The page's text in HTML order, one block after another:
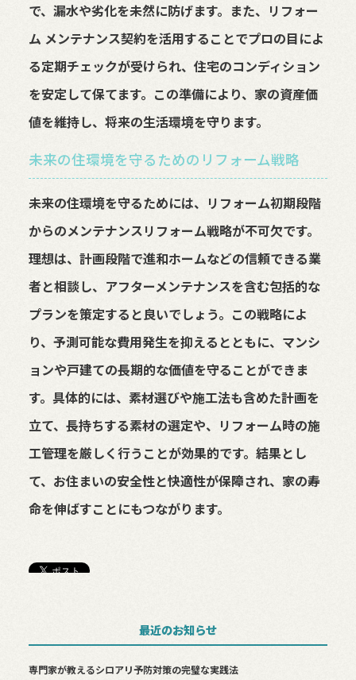
で、漏水や劣化を未然に防げます。また、リフォー
ム メンテナンス契約を活用することでプロの目によ
る定期チェックが受けられ、住宅のコンディション
を安定して保てます。この準備により、家の資産価
値を維持し、将来の生活環境を守ります。
未来の住環境を守るためのリフォーム戦略
未来の住環境を守るためには、リフォーム初期段階
からのメンテナンスリフォーム戦略が不可欠です。
理想は、計画段階で進和ホームなどの信頼できる業
者と相談し、アフターメンテナンスを含む包括的な
プランを策定すると良いでしょう。この戦略によ
り、予測可能な費用発生を抑えるとともに、マンシ
ョンや戸建ての長期的な価値を守ることができま
す。具体的には、素材選びや施工法も含めた計画を
立て、長持ちする素材の選定や、リフォーム時の施
工管理を厳しく行うことが効果的です。結果とし
て、お住まいの安全性と快適性が保障され、家の寿
命を伸ばすことにもつながります。
最近のお知らせ
専門家が教えるシロアリ予防対策の完璧な実践法